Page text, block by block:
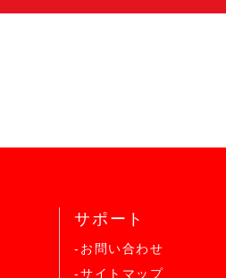
サポート
-お問い合わせ
-サイトマップ